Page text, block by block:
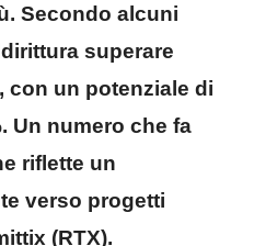
Secondo alcuni
superare
con un potenziale di
Un numero che fa
riflette un
verso progetti
(RTX).